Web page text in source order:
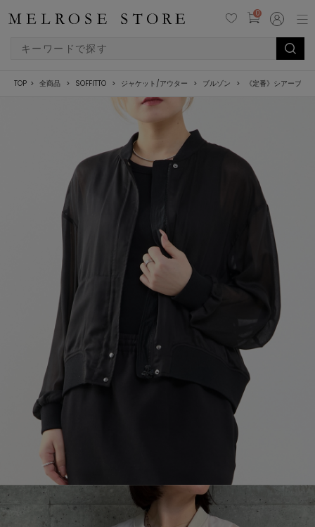
0
TOP 全商品 SOFFITTO ジャケット/アウター ブルゾン 《定番》シアーブル